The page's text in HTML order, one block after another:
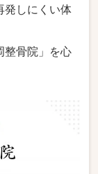
発しにくい体
整骨院」を心